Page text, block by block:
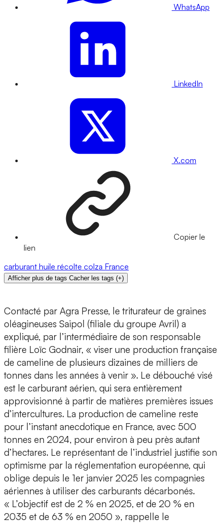
WhatsApp
LinkedIn
X.com
Copier le
lien
carburant huile récolte colza France
Afficher plus de tags Cacher les tags (+)
Contacté par Agra Presse, le triturateur de graines
oléagineuses Saipol (filiale du groupe Avril) a
expliqué, par l’intermédiaire de son responsable
filière Loïc Godnair, « viser une production française
de cameline de plusieurs dizaines de milliers de
tonnes dans les années à venir ». Le débouché visé
est le carburant aérien, qui sera entièrement
approvisionné à partir de matières premières issues
d’intercultures. La production de cameline reste
pour l’instant anecdotique en France, avec 500
tonnes en 2024, pour environ à peu près autant
d’hectares. Le représentant de l’industriel justifie son
optimisme par la réglementation européenne, qui
oblige depuis le 1er janvier 2025 les compagnies
aériennes à utiliser des carburants décarbonés.
« L’objectif est de 2 % en 2025, et de 20 % en
2035 et de 63 % en 2050 », rappelle le